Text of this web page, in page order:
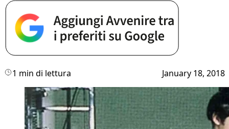
1 min di lettura January 18, 2018